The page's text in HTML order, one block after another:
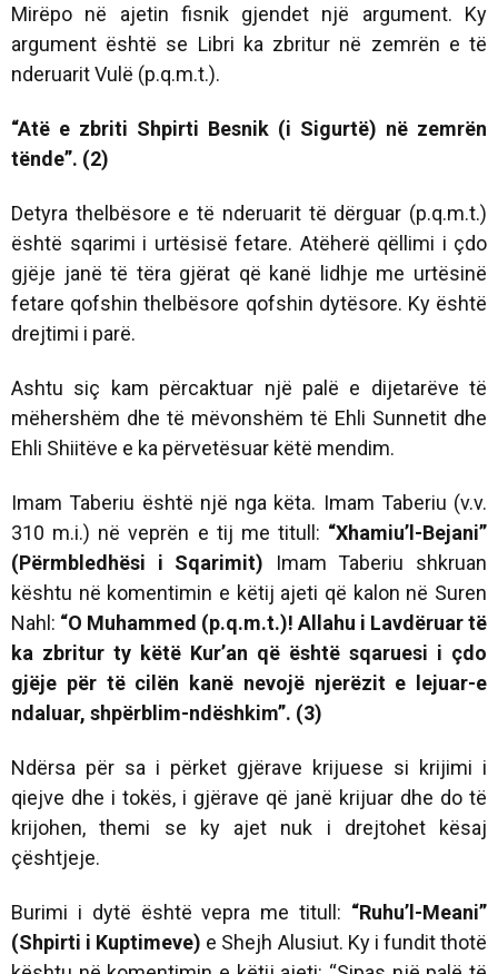
Mirëpo në ajetin fisnik gjendet një argument. Ky
argument është se Libri ka zbritur në zemrën e të
nderuarit Vulë (p.q.m.t.).
“Atë e zbriti Shpirti Besnik (i Sigurtë) në zemrën
tënde”. (2)
Detyra thelbësore e të nderuarit të dërguar (p.q.m.t.)
është sqarimi i urtësisë fetare. Atëherë qëllimi i çdo
gjëje janë të tëra gjërat që kanë lidhje me urtësinë
fetare qofshin thelbësore qofshin dytësore. Ky është
drejtimi i parë.
Ashtu siç kam përcaktuar një palë e dijetarëve të
mëhershëm dhe të mëvonshëm të Ehli Sunnetit dhe
Ehli Shiitëve e ka përvetësuar këtë mendim.
Imam Taberiu është një nga këta. Imam Taberiu (v.v.
310 m.i.) në veprën e tij me titull: “Xhamiu’l-Bejani”
(Përmbledhësi i Sqarimit) Imam Taberiu shkruan
kështu në komentimin e këtij ajeti që kalon në Suren
Nahl: “O Muhammed (p.q.m.t.)! Allahu i Lavdëruar të
ka zbritur ty këtë Kur’an që është sqaruesi i çdo
gjëje për të cilën kanë nevojë njerëzit e lejuar-e
ndaluar, shpërblim-ndëshkim”. (3)
Ndërsa për sa i përket gjërave krijuese si krijimi i
qiejve dhe i tokës, i gjërave që janë krijuar dhe do të
krijohen, themi se ky ajet nuk i drejtohet kësaj
çështjeje.
Burimi i dytë është vepra me titull: “Ruhu’l-Meani”
(Shpirti i Kuptimeve) e Shejh Alusiut. Ky i fundit thotë